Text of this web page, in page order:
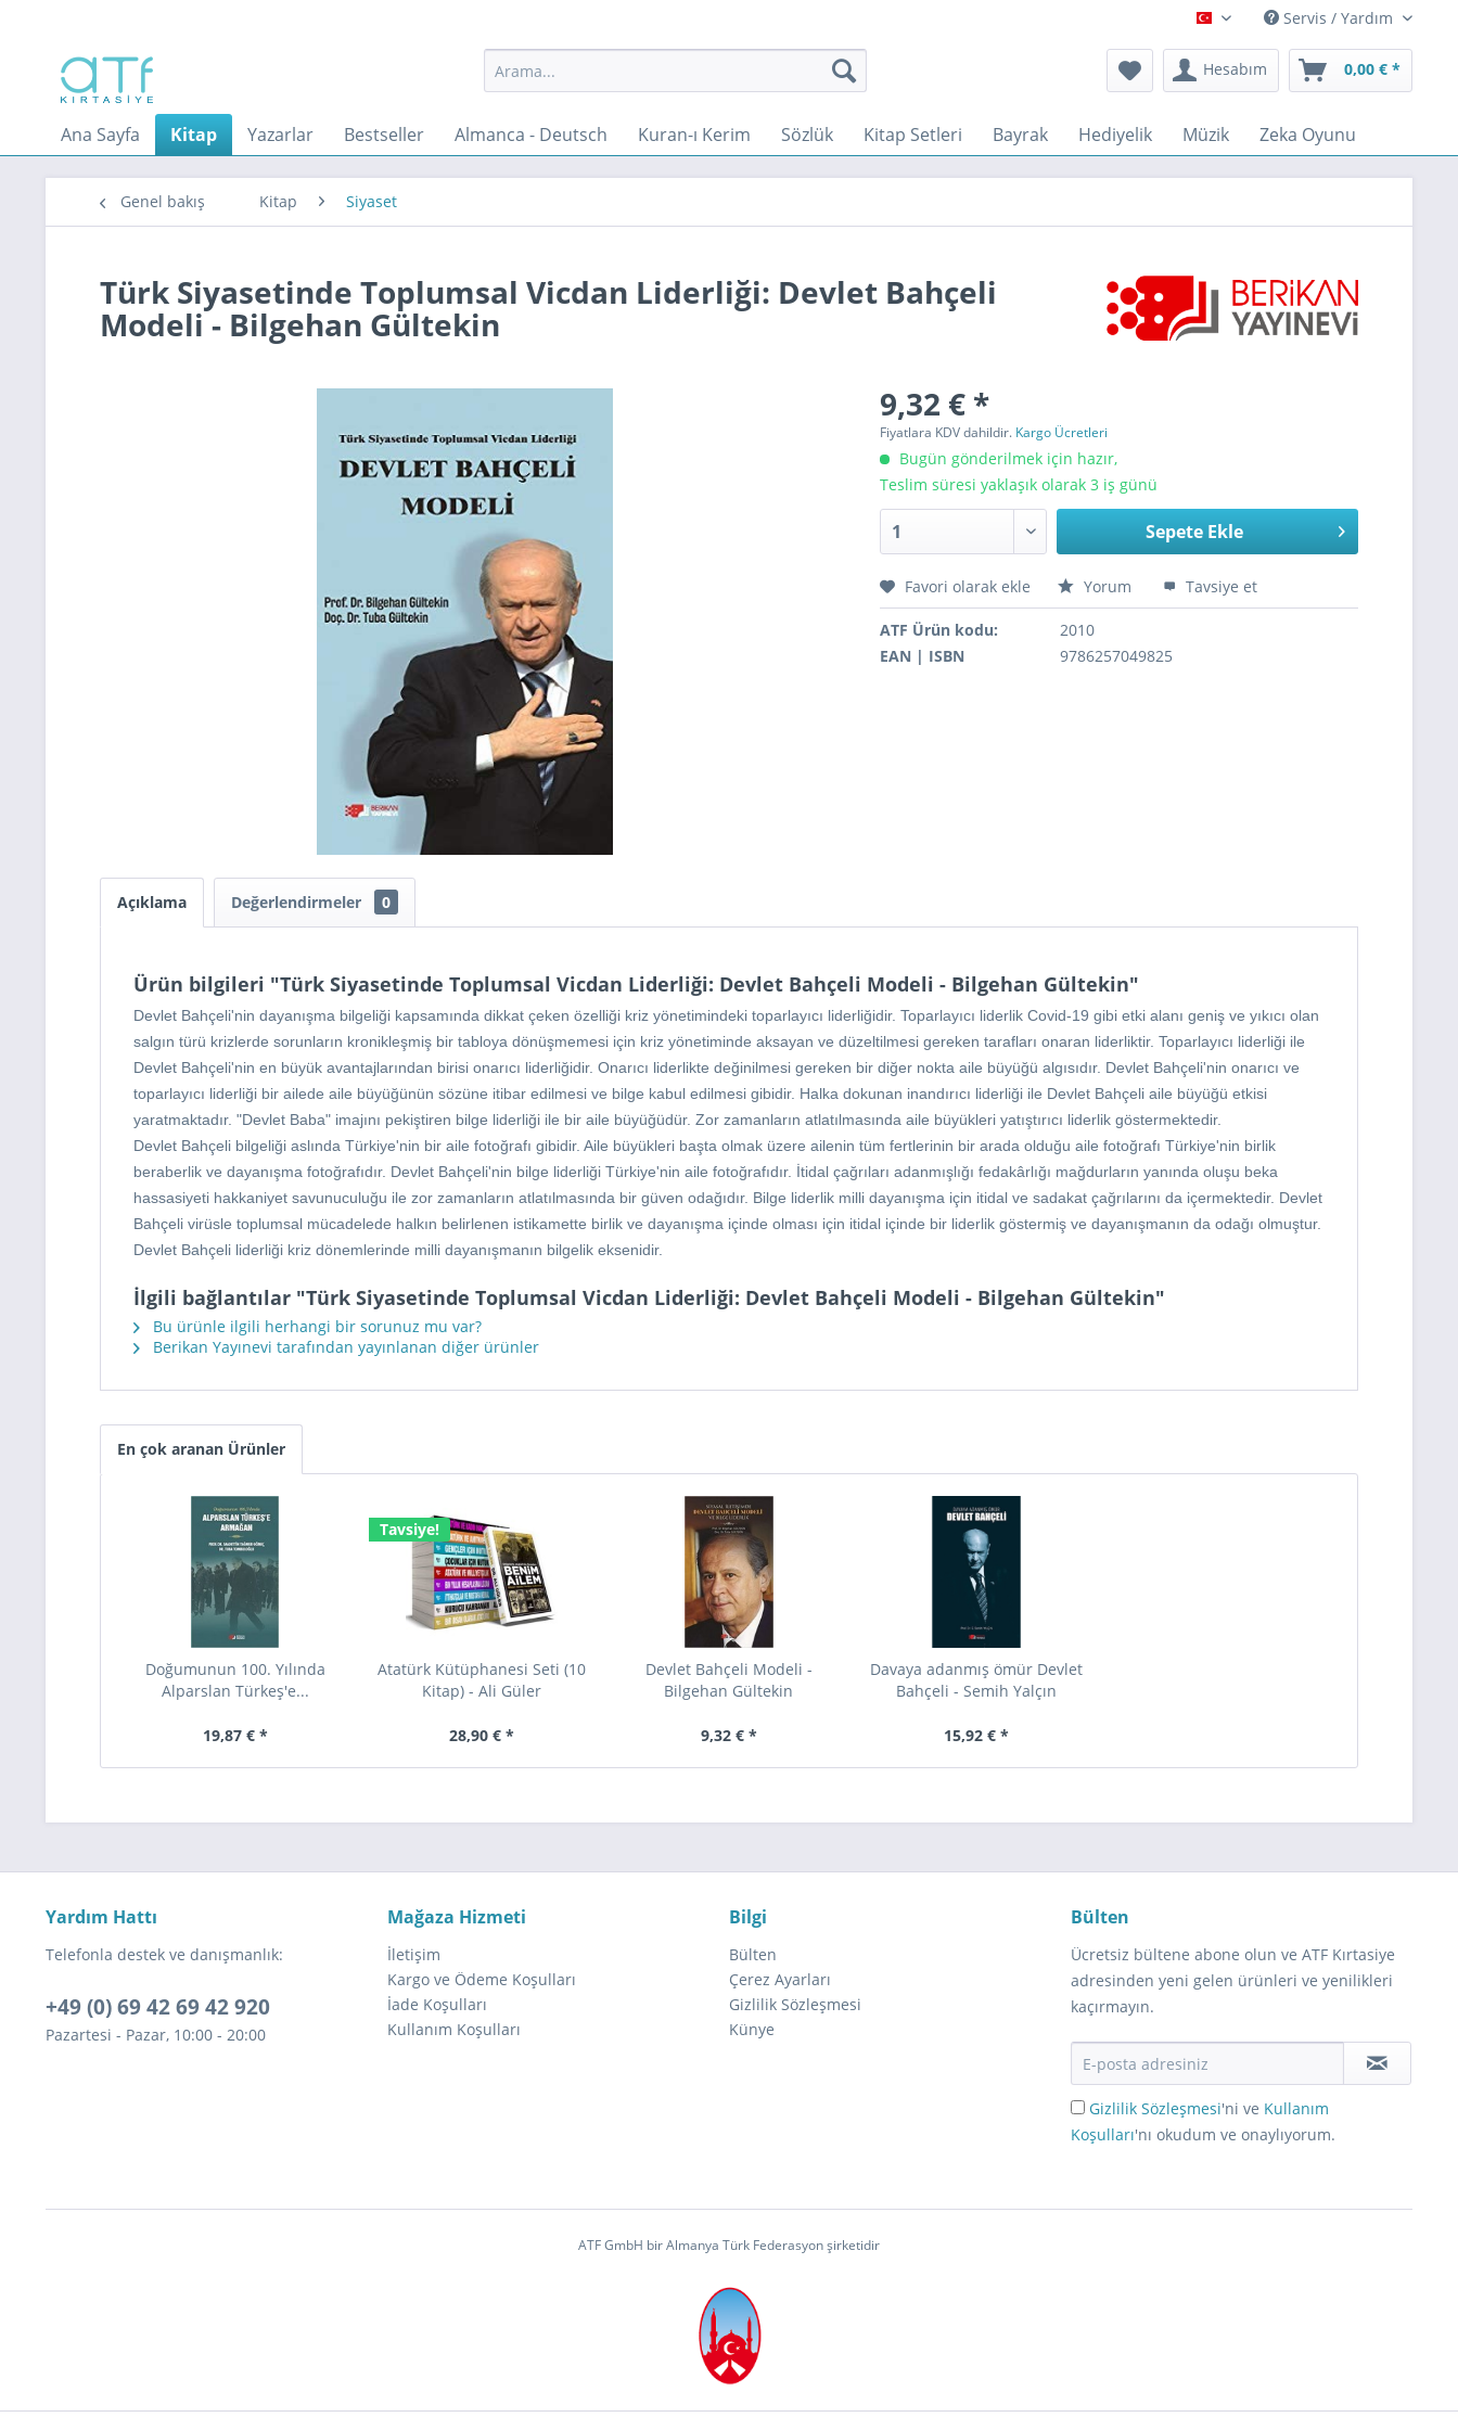
Türkçe Servis / Yardım
Hesabım 0,00 € *
Ana Sayfa Kitap Yazarlar Bestseller Almanca - Deutsch Kuran-ı Kerim Sözlük Kitap Setleri Bayrak Hediyelik Müzik Zeka Oyunu
Genel bakış Kitap Siyaset
Türk Siyasetinde Toplumsal Vicdan Liderliği: Devlet Bahçeli
Modeli - Bilgehan Gültekin
9,32 € *
Fiyatlara KDV dahildir. Kargo Ücretleri
Bugün gönderilmek için hazır,
Teslim süresi yaklaşık olarak 3 iş günü
Sepete Ekle
Favori olarak ekle Yorum Tavsiye et
ATF Ürün kodu:
2010
EAN | ISBN
9786257049825
Açıklama Değerlendirmeler 0
Ürün bilgileri "Türk Siyasetinde Toplumsal Vicdan Liderliği: Devlet Bahçeli Modeli - Bilgehan Gültekin"
Devlet Bahçeli'nin dayanışma bilgeliği kapsamında dikkat çeken özelliği kriz yönetimindeki toparlayıcı liderliğidir. Toparlayıcı liderlik Covid-19 gibi etki alanı geniş ve yıkıcı olan
salgın türü krizlerde sorunların kronikleşmiş bir tabloya dönüşmemesi için kriz yönetiminde aksayan ve düzeltilmesi gereken tarafları onaran liderliktir. Toparlayıcı liderliği ile
Devlet Bahçeli'nin en büyük avantajlarından birisi onarıcı liderliğidir. Onarıcı liderlikte değinilmesi gereken bir diğer nokta aile büyüğü algısıdır. Devlet Bahçeli'nin onarıcı ve
toparlayıcı liderliği bir ailede aile büyüğünün sözüne itibar edilmesi ve bilge kabul edilmesi gibidir. Halka dokunan inandırıcı liderliği ile Devlet Bahçeli aile büyüğü etkisi
yaratmaktadır. "Devlet Baba" imajını pekiştiren bilge liderliği ile bir aile büyüğüdür. Zor zamanların atlatılmasında aile büyükleri yatıştırıcı liderlik göstermektedir.
Devlet Bahçeli bilgeliği aslında Türkiye'nin bir aile fotoğrafı gibidir. Aile büyükleri başta olmak üzere ailenin tüm fertlerinin bir arada olduğu aile fotoğrafı Türkiye'nin birlik
beraberlik ve dayanışma fotoğrafıdır. Devlet Bahçeli'nin bilge liderliği Türkiye'nin aile fotoğrafıdır. İtidal çağrıları adanmışlığı fedakârlığı mağdurların yanında oluşu beka
hassasiyeti hakkaniyet savunuculuğu ile zor zamanların atlatılmasında bir güven odağıdır. Bilge liderlik milli dayanışma için itidal ve sadakat çağrılarını da içermektedir. Devlet
Bahçeli virüsle toplumsal mücadelede halkın belirlenen istikamette birlik ve dayanışma içinde olması için itidal içinde bir liderlik göstermiş ve dayanışmanın da odağı olmuştur.
Devlet Bahçeli liderliği kriz dönemlerinde milli dayanışmanın bilgelik eksenidir.
İlgili bağlantılar "Türk Siyasetinde Toplumsal Vicdan Liderliği: Devlet Bahçeli Modeli - Bilgehan Gültekin"
Bu ürünle ilgili herhangi bir sorunuz mu var?
Berikan Yayınevi tarafından yayınlanan diğer ürünler
En çok aranan Ürünler
Doğumunun 100. Yılında
Alparslan Türkeş'e...
19,87 € *
Tavsiye!
Atatürk Kütüphanesi Seti (10
Kitap) - Ali Güler
28,90 € *
Devlet Bahçeli Modeli -
Bilgehan Gültekin
9,32 € *
Davaya adanmış ömür Devlet
Bahçeli - Semih Yalçın
15,92 € *
Yardım Hattı
Telefonla destek ve danışmanlık:
+49 (0) 69 42 69 42 920
Pazartesi - Pazar, 10:00 - 20:00
Mağaza Hizmeti
İletişim
Kargo ve Ödeme Koşulları
İade Koşulları
Kullanım Koşulları
Bilgi
Bülten
Çerez Ayarları
Gizlilik Sözleşmesi
Künye
Bülten
Ücretsiz bültene abone olun ve ATF Kırtasiye
adresinden yeni gelen ürünleri ve yenilikleri
kaçırmayın.
Gizlilik Sözleşmesi'ni ve Kullanım
Koşulları'nı okudum ve onaylıyorum.
ATF GmbH bir Almanya Türk Federasyon şirketidir